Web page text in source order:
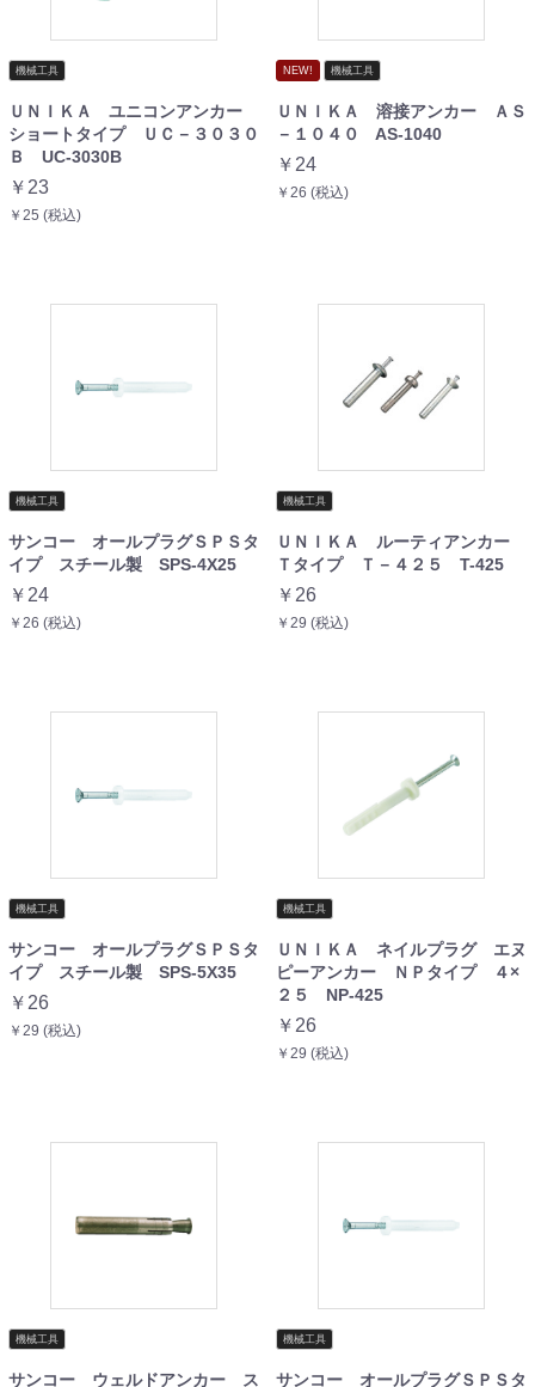
機械工具
ＵＮＩＫＡ ユニコンアンカー
ショートタイプ ＵＣ－３０３０
Ｂ UC-3030B
￥23
￥25 (税込)
NEW! 機械工具
ＵＮＩＫＡ 溶接アンカー ＡＳ
－１０４０ AS-1040
￥24
￥26 (税込)
機械工具
サンコー オールプラグＳＰＳタ
イプ スチール製 SPS-4X25
￥24
￥26 (税込)
機械工具
ＵＮＩＫＡ ルーティアンカー
Ｔタイプ Ｔ－４２５ T-425
￥26
￥29 (税込)
機械工具
サンコー オールプラグＳＰＳタ
イプ スチール製 SPS-5X35
￥26
￥29 (税込)
機械工具
ＵＮＩＫＡ ネイルプラグ エヌ
ピーアンカー ＮＰタイプ ４×
２５ NP-425
￥26
￥29 (税込)
機械工具
サンコー ウェルドアンカー ス
機械工具
サンコー オールプラグＳＰＳタ